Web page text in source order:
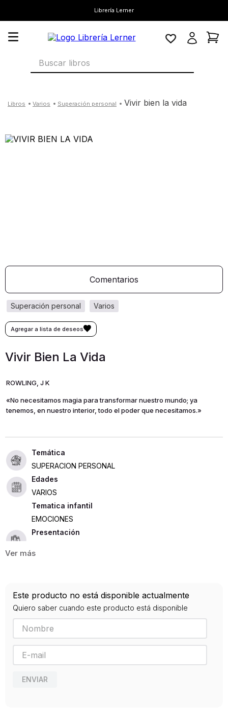
Librería Lerner
Buscar libros
varios superación personal vivir bien la vida
Comentarios
varios
superación personal
Vivir Bien La Vida
ROWLING, J K
«No necesitamos magia para transformar nuestro mundo; ya
tenemos, en nuestro interior, todo el poder que necesitamos.»
SUPERACION PERSONAL
Edades
VARIOS
Tematica infantil
EMOCIONES
Presentación
9788498388435
Editorial
SALAMANDRA
Año de publicación
2018
Este producto no está disponible actualmente
Quiero saber cuando este producto está disponible
ENVIAR